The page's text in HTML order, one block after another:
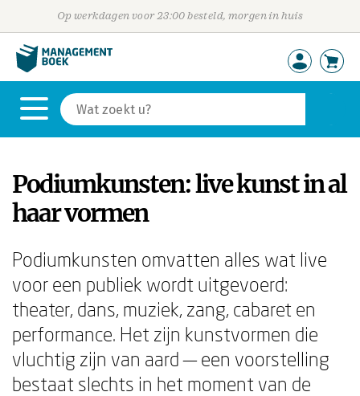
Op werkdagen voor 23:00 besteld, morgen in huis
Podiumkunsten: live kunst in al
haar vormen
Podiumkunsten omvatten alles wat live
voor een publiek wordt uitgevoerd:
theater, dans, muziek, zang, cabaret en
performance. Het zijn kunstvormen die
vluchtig zijn van aard — een voorstelling
bestaat slechts in het moment van de